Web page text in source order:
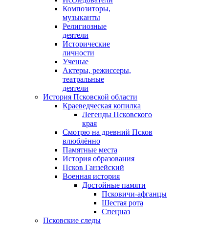
Композиторы,
музыканты
Религиозные
деятели
Исторические
личности
Ученые
Актеры, режиссеры,
театральные
деятели
История Псковской области
Краеведческая копилка
Легенды Псковского
края
Смотрю на древний Псков
влюблённо
Памятные места
История образования
Псков Ганзейский
Военная история
Достойные памяти
Псковичи-афганцы
Шестая рота
Спецназ
Псковские следы